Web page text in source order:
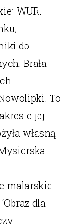
WUR.
do
Brała
To
jej
własną
malarskie
dla